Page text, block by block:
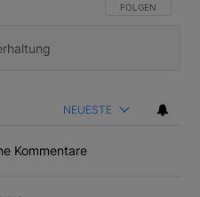
FOLGE DIESER
FOLGEN
NEUESTE
Kommentare